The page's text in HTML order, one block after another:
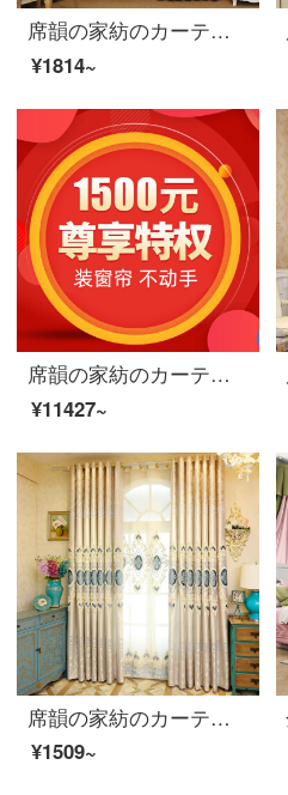
席韻の家紡のカーテン中国式のカーテンのリビングルームのシェニールの遮光の布のカーテンは青い海の青い空-青い布のオーダーメイドの幅1メートル*高さ2.7メートルの単価(韓国のしわのフック)を高くすることができます。
¥1814~
席韻の家紡のカーテン欧風の刺繍の遮光リビングルームのカーテンは1500省心の全屋を注文して注文して注文します。注文したら1600年の個人設計で取り付けて注文してください。幅1メートル*高さ2.7メートルの単価（韓国のひだフック）は高くなります。
¥11427~
席韻の家紡のカーテンの客間の寝室は花を上げて遮光の布芸のカーテンを遮ります。秋水伊人-青い布のオーダーメイドの幅は1メートル*高さ2.7メートルの単価(ナノリング)を高めます。
¥1509~